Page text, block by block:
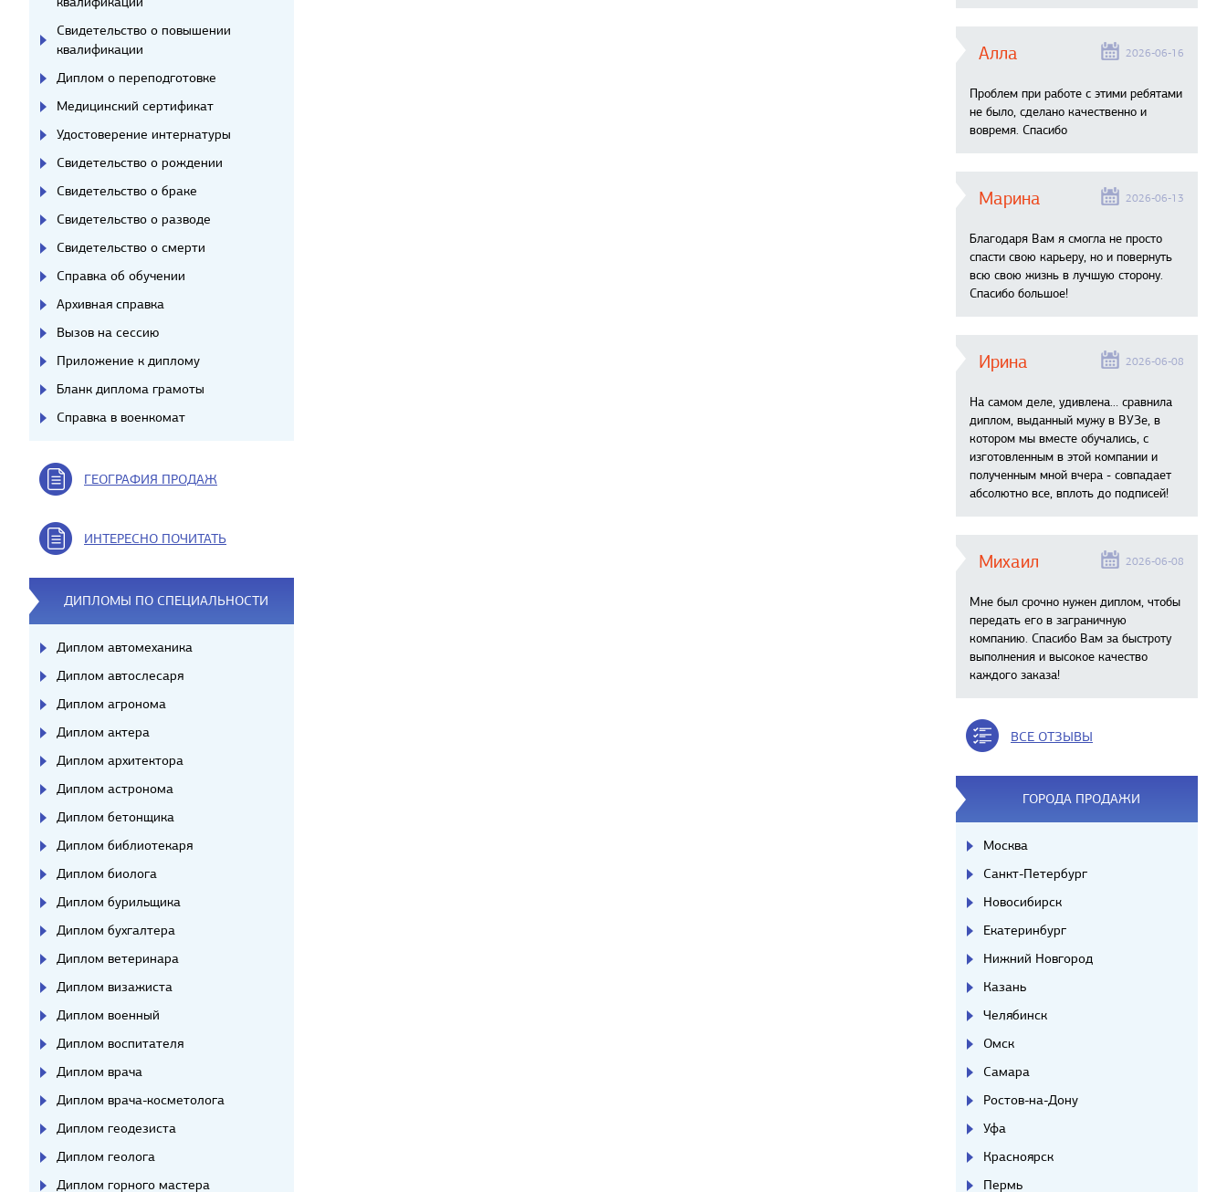
Свидетельство о повышении
квалификации
Диплом о переподготовке
Медицинский сертификат
Удостоверение интернатуры
Свидетельство о рождении
Свидетельство о браке
Свидетельство о разводе
Свидетельство о смерти
Справка об обучении
Архивная справка
Вызов на сессию
Приложение к диплому
Бланк диплома грамоты
Справка в военкомат
ГЕОГРАФИЯ ПРОДАЖ
ИНТЕРЕСНО ПОЧИТАТЬ
ДИПЛОМЫ ПО СПЕЦИАЛЬНОСТИ
Диплом автомеханика
Диплом автослесаря
Диплом агронома
Диплом актера
Диплом архитектора
Диплом астронома
Диплом бетонщика
Диплом библиотекаря
Диплом биолога
Диплом бурильщика
Диплом бухгалтера
Диплом ветеринара
Диплом визажиста
Диплом военный
Диплом воспитателя
Диплом врача
Диплом врача-косметолога
Диплом геодезиста
Диплом геолога
Диплом горного мастера
Алла 2026-06-16
Проблем при работе с этими ребятами
не было, сделано качественно и
вовремя. Спасибо
Марина 2026-06-13
Благодаря Вам я смогла не просто
спасти свою карьеру, но и повернуть
всю свою жизнь в лучшую сторону.
Спасибо большое!
Ирина 2026-06-08
На самом деле, удивлена… сравнила
диплом, выданный мужу в ВУЗе, в
котором мы вместе обучались, с
изготовленным в этой компании и
полученным мной вчера - совпадает
абсолютно все, вплоть до подписей!
Михаил 2026-06-08
Мне был срочно нужен диплом, чтобы
передать его в заграничную
компанию. Спасибо Вам за быстроту
выполнения и высокое качество
каждого заказа!
ВСЕ ОТЗЫВЫ
ГОРОДА ПРОДАЖИ
Москва
Санкт-Петербург
Новосибирск
Екатеринбург
Нижний Новгород
Казань
Челябинск
Омск
Самара
Ростов-на-Дону
Уфа
Красноярск
Пермь